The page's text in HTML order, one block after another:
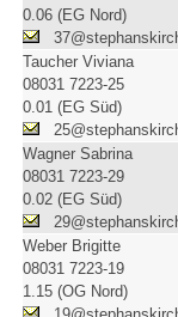
0.06 (EG Nord)
Taucher Viviana
08031 7223-25
0.01 (EG Süd)
Wagner Sabrina
08031 7223-29
0.02 (EG Süd)
Weber Brigitte
08031 7223-19
1.15 (OG Nord)